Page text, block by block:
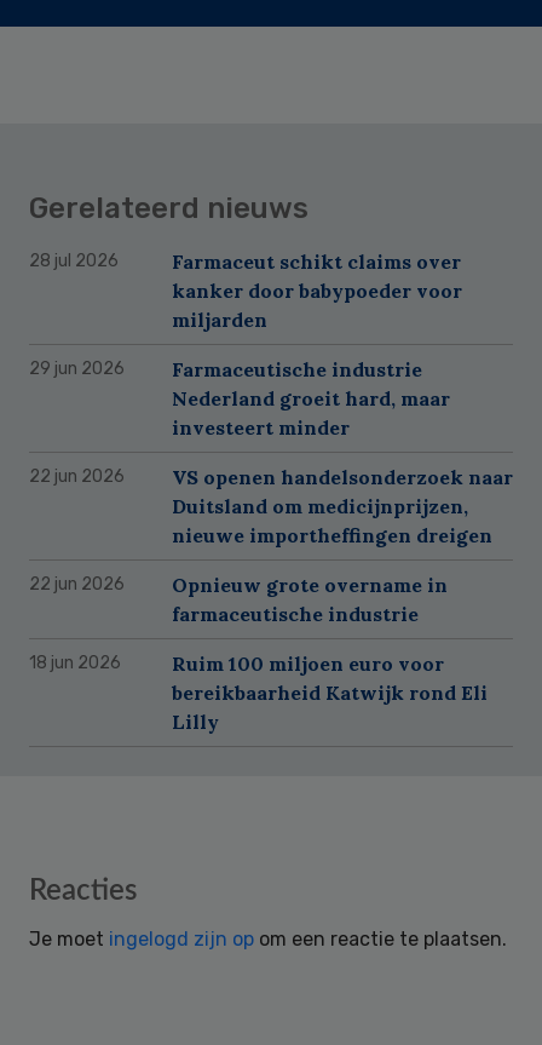
Gerelateerd nieuws
28 jul 2026
Farmaceut schikt claims over
kanker door babypoeder voor
miljarden
29 jun 2026
Farmaceutische industrie
Nederland groeit hard, maar
investeert minder
22 jun 2026
VS openen handelsonderzoek naar
Duitsland om medicijnprijzen,
nieuwe importheffingen dreigen
22 jun 2026
Opnieuw grote overname in
farmaceutische industrie
18 jun 2026
Ruim 100 miljoen euro voor
bereikbaarheid Katwijk rond Eli
Lilly
Reader
Reacties
Je moet ingelogd zijn op om een reactie te plaatsen.